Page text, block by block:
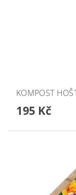
KOMPOST
195 Kč